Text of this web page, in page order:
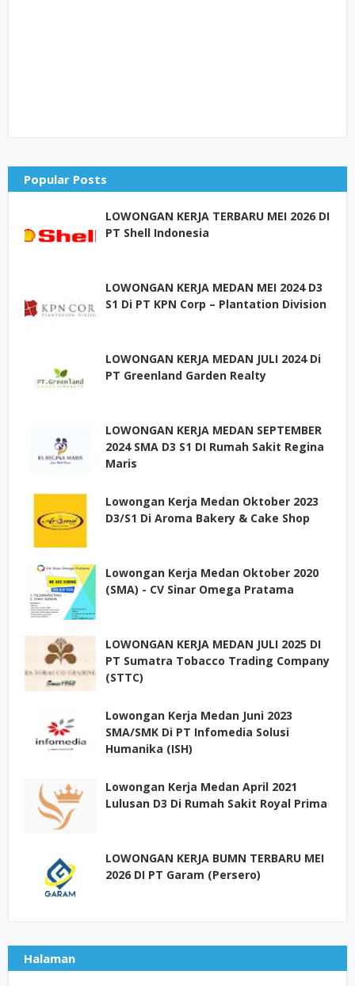
Popular Posts
LOWONGAN KERJA TERBARU MEI 2026 DI
PT Shell Indonesia
LOWONGAN KERJA MEDAN MEI 2024 D3
S1 Di PT KPN Corp – Plantation Division
LOWONGAN KERJA MEDAN JULI 2024 Di
PT Greenland Garden Realty
LOWONGAN KERJA MEDAN SEPTEMBER
2024 SMA D3 S1 DI Rumah Sakit Regina
Maris
Lowongan Kerja Medan Oktober 2023
D3/S1 Di Aroma Bakery & Cake Shop
Lowongan Kerja Medan Oktober 2020
(SMA) - CV Sinar Omega Pratama
LOWONGAN KERJA MEDAN JULI 2025 DI
PT Sumatra Tobacco Trading Company
(STTC)
Lowongan Kerja Medan Juni 2023
SMA/SMK Di PT Infomedia Solusi
Humanika (ISH)
Lowongan Kerja Medan April 2021
Lulusan D3 Di Rumah Sakit Royal Prima
LOWONGAN KERJA BUMN TERBARU MEI
2026 DI PT Garam (Persero)
Halaman